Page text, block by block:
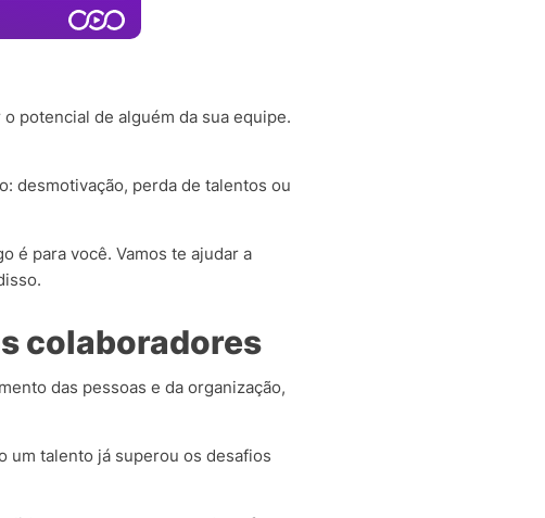
potencial de alguém da sua equipe.
desmotivação, perda de talentos ou
é para você. Vamos te ajudar a
colaboradores
das pessoas e da organização,
um talento já superou os desafios